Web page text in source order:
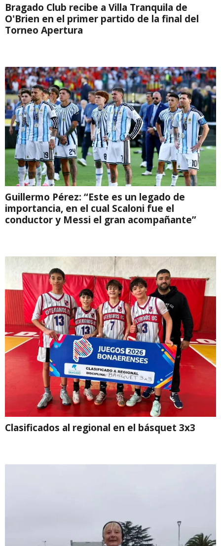
Bragado Club recibe a Villa Tranquila de
O'Brien en el primer partido de la final del
Torneo Apertura
Guillermo Pérez: “Este es un legado de
importancia, en el cual Scaloni fue el
conductor y Messi el gran acompañante”
Clasificados al regional en el básquet 3x3